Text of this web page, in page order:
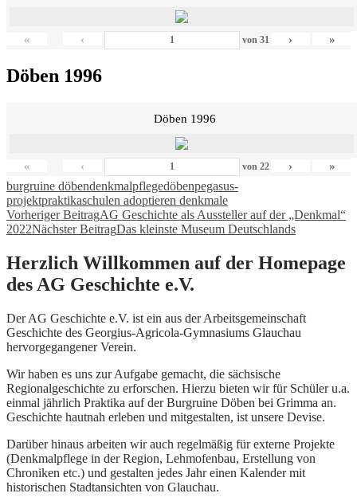
« ‹ von 31 › »
Döben 1996
Döben 1996
« ‹ von 22 › »
burgruine döbendenkmalpflegedöbenpegasus-
projektpraktikaschulen adoptieren denkmale
Beitragsnavigation
Vorheriger BeitragAG Geschichte als Aussteller auf der „Denkmal“
2022Nächster BeitragDas kleinste Museum Deutschlands
Herzlich Willkommen auf der Homepage
des AG Geschichte e.V.
Der AG Geschichte e.V. ist ein aus der Arbeitsgemeinschaft
Geschichte des Georgius-Agricola-Gymnasiums Glauchau
hervorgegangener Verein.
Wir haben es uns zur Aufgabe gemacht, die sächsische
Regionalgeschichte zu erforschen. Hierzu bieten wir für Schüler u.a.
einmal jährlich Praktika auf der Burgruine Döben bei Grimma an.
Geschichte hautnah erleben und mitgestalten, ist unsere Devise.
Darüber hinaus arbeiten wir auch regelmäßig für externe Projekte
(Denkmalpflege in der Region, Lehmofenbau, Erstellung von
Chroniken etc.) und gestalten jedes Jahr einen Kalender mit
historischen Stadtansichten von Glauchau.